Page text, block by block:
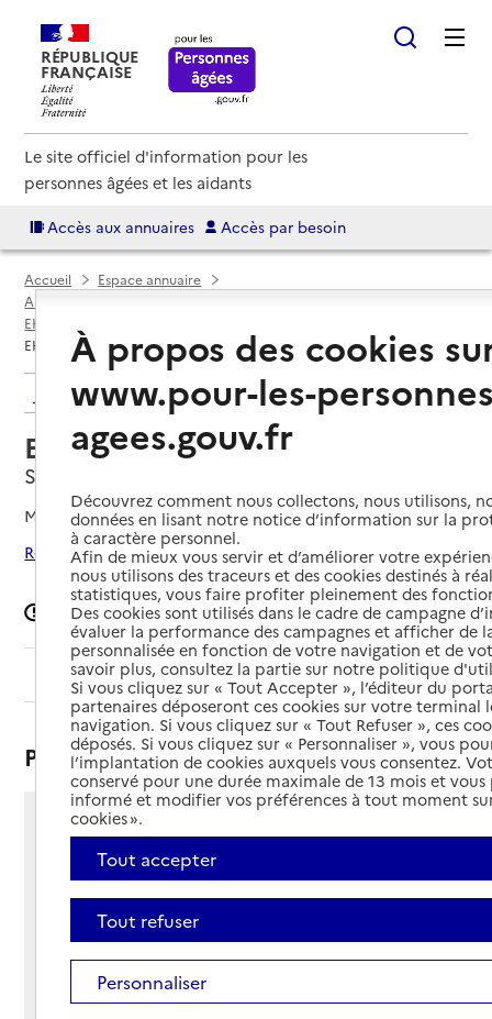
RÉPUBLIQUE
FRANÇAISE
Le site officiel d'information pour les
personnes âgées et les aidants
Accès aux annuaires Accès par besoin
Accueil
Espace annuaire
Annuaire EHPAD et maisons de retraite
EHPAD par département
EHPAD Clovis Hoarau
Retour aux résultats de l'annuaire
EHPAD Clovis Hoarau
Saint-Denis, LA REUNION
Mis à jour le28/11/2025
Rechercher les établissements autour de Saint-Denis
Signaler une erreur
Sommaire
Présentation
42 rue du Bois de Nefles
97400 - Saint-Denis
Voir itinéraire
02 62 90 42 42
Contact
Contact
Site Internet
Site internet
Gestionnaire :
À propos des cookies
www.pour-les-
agees.gouv.fr
Découvrez comment nous collectons, nous utilisons,
données en lisant notre notice d’information sur la
à caractère personnel.
Afin de mieux vous servir et d’améliorer votre
nous utilisons des traceurs et des cookies destinés à
statistiques, vous faire profiter pleinement des
Des cookies sont utilisés dans le cadre de campagne
évaluer la performance des campagnes et afficher de
personnalisée en fonction de votre navigation et de
savoir plus, consultez la partie sur notre politique
Si vous cliquez sur « Tout Accepter », l’éditeur du
partenaires déposeront ces cookies sur votre terminal
navigation. Si vous cliquez sur « Tout Refuser », ces
déposés. Si vous cliquez sur « Personnaliser », vous
l’implantation de cookies auxquels vous consentez.
conservé pour une durée maximale de 13 mois et
informé et modifier vos préférences à tout moment
cookies ».
Tout accepter
Tout refuser
Personnaliser